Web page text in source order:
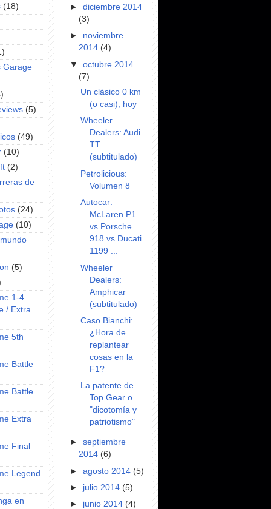
(18)
Garage
(5)
(49)
(10)
(2)
de
(24)
(10)
(5)
1-4
/ Extra
5th
Battle
Battle
Extra
Final
Legend
en
►diciembre 2014
(3)
► noviembre
2014 (4)
▼octubre 2014
(7)
Un clásico 0 km
(o casi), hoy
Wheeler
Dealers: Audi
TT
(subtitulado)
Petrolicious:
Volumen 8
Autocar:
McLaren P1
vs Porsche
918 vs Ducati
1199 ...
Wheeler
Dealers:
Amphicar
(subtitulado)
Caso Bianchi:
¿Hora de
replantear
cosas en la
F1?
La patente de
Top Gear o
"dicotomía y
patriotismo"
►septiembre
2014 (6)
►agosto 2014 (5)
► julio 2014 (5)
► junio 2014 (4)